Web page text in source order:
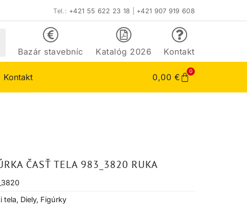
Tel.: +421 55 622 23 18 +421 907 919 608
Bazár stavebníc Katalóg 2026 Kontakt
Kontakt 0,00 €
0
ČASŤ TELA 983_3820 RUKA
tela, Diely, Figúrky